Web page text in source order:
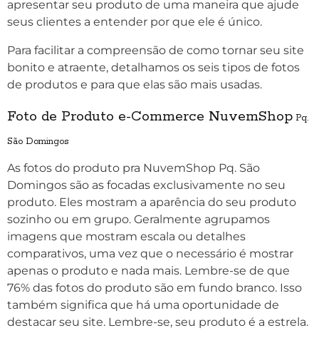
apresentar seu produto de uma maneira que ajude
seus clientes a entender por que ele é único.
Para facilitar a compreensão de como tornar seu site
bonito e atraente, detalhamos os seis tipos de fotos
de produtos e para que elas são mais usadas.
Foto de Produto e-Commerce NuvemShop Pq.
São Domingos
As fotos do produto pra NuvemShop Pq. São
Domingos são as focadas exclusivamente no seu
produto. Eles mostram a aparência do seu produto
sozinho ou em grupo. Geralmente agrupamos
imagens que mostram escala ou detalhes
comparativos, uma vez que o necessário é mostrar
apenas o produto e nada mais. Lembre-se de que
76% das fotos do produto são em fundo branco. Isso
também significa que há uma oportunidade de
destacar seu site. Lembre-se, seu produto é a estrela.